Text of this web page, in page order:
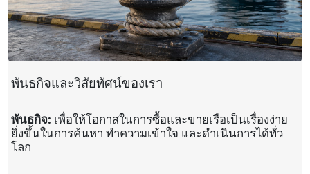
พันธกิจและวิสัยทัศน์ของเรา
พันธกิจ: เพื่อให้โอกาสในการซื้อและขายเรือเป็นเรื่องง่าย
ยิ่งขึ้นในการค้นหา ทำความเข้าใจ และดำเนินการได้ทั่ว
โลก